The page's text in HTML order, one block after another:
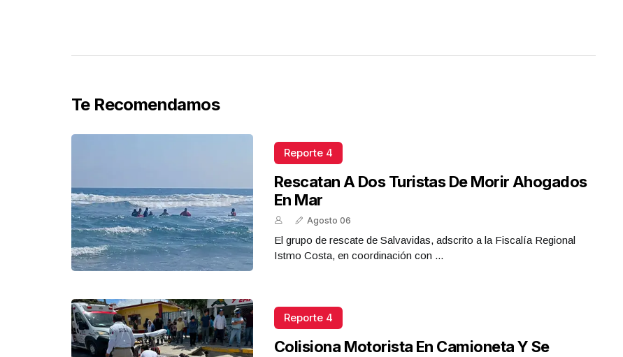
Te Recomendamos
Reporte 4
Rescatan A Dos Turistas De Morir Ahogados
En Mar
Agosto 06
El grupo de rescate de Salvavidas, adscrito a la Fiscalía Regional
Istmo Costa, en coordinación con ...
Reporte 4
Colisiona Motorista En Camioneta Y Se
prensa matutina. Lunes 06 de Octubre 2025 |
Presidenta Claudia Sheinbaum